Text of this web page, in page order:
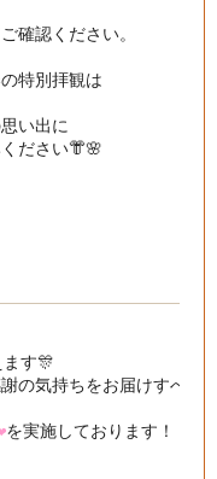
確認ください。
特別拝観は
い出に
ださい👘🌸
す🎊
の気持ちをお届けすべく
を実施しております！